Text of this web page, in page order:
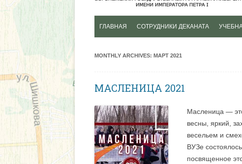
ГЛАВНАЯ СОТРУДНИКИ ДЕКАНАТА
MONTHLY ARCHIVES: МАРТ 2021
МАСЛЕНИЦА 2021
Масленица —
весны, яркий,
весельем и
ВУЗе
посвященное